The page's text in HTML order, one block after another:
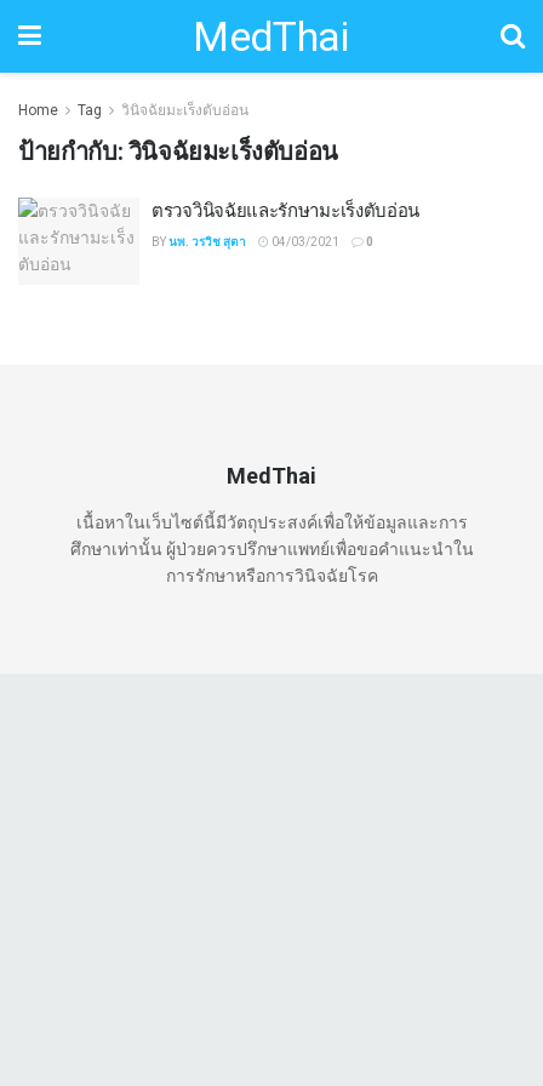
MedThai
Home Tag วินิจฉัยมะเร็งตับอ่อน
ป้ายกำกับ: วินิจฉัยมะเร็งตับอ่อน
ตรวจวินิจฉัยและรักษามะเร็งตับอ่อน
BYนพ. วรวิช สุตา 04/03/2021 0
MedThai
เนื้อหาในเว็บไซต์นี้มีวัตถุประสงค์เพื่อให้ข้อมูลและการ
ศึกษาเท่านั้น ผู้ป่วยควรปรึกษาแพทย์เพื่อขอคำแนะนำใน
การรักษาหรือการวินิจฉัยโรค